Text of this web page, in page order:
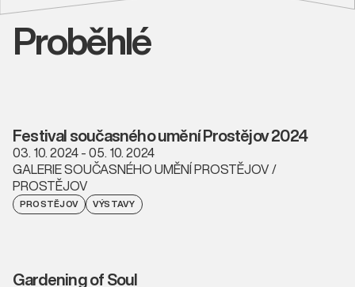
Proběhlé
Festival současného umění Prostějov 2024
03. 10. 2024 - 05. 10. 2024
GALERIE SOUČASNÉHO UMĚNÍ PROSTĚJOV /
PROSTĚJOV
PROSTĚJOV VÝSTAVY
Gardening of Soul